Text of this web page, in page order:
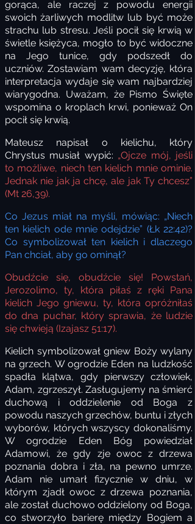
gorąca, ale raczej z powodu energii
swoich żarliwych modlitw lub być może
strachu lub stresu. Jeśli pocił się krwią w
świetle księżyca, mogło to być widoczne
na Jego tunice, gdy podszedł do
uczniów. Zostawiam wam decyzję, która
interpretacja wydaje się wam najbardziej
wiarygodna. Uważam, że Pismo Święte
wspomina o kroplach krwi, ponieważ On
pocił się krwią.
Mateusz napisał o kielichu, który
Chrystus musiał wypić: „Ojcze mój, jeśli
to możliwe, niech ten kielich mnie ominie.
Jednak nie jak ja chcę, ale jak Ty chcesz”
(Mt 26,39).
Co Jezus miał na myśli, mówiąc: „Niech
ten kielich ode mnie odejdzie” (Łk 22:42)?
Co symbolizował ten kielich i dlaczego
Pan chciał, aby go ominął?
Obudźcie się, obudźcie się! Powstań,
Jerozolimo, ty, która piłaś z ręki Pana
kielich Jego gniewu, ty, która opróżniłaś
do dna puchar, który sprawia, że ludzie
się chwieją (Izajasz 51:17).
Kielich symbolizował gniew Boży wylany
na grzech. W ogrodzie Eden na ludzkość
spadła klątwa, gdy pierwszy człowiek,
Adam, zgrzeszył. Zasługujemy na śmierć
duchową i oddzielenie od Boga z
powodu naszych grzechów, buntu i złych
wyborów, których wszyscy dokonaliśmy.
W ogrodzie Eden Bóg powiedział
Adamowi, że gdy zje owoc z drzewa
poznania dobra i zła, na pewno umrze.
Adam nie umarł fizycznie w dniu, w
którym zjadł owoc z drzewa poznania,
ale został duchowo oddzielony od Boga,
co stworzyło barierę między Bogiem a